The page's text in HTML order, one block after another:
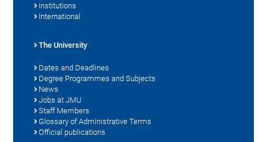
Institutions
International
The University
Dates and Deadlines
Degree Programmes and Subjects
News
Jobs at JMU
Staff Members
Glossary of Administrative Terms
Official publications